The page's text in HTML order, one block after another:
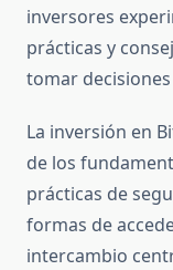
inversores
prácticas y
tomar
La inversión en
de los
prácticas de
formas de
intercambio